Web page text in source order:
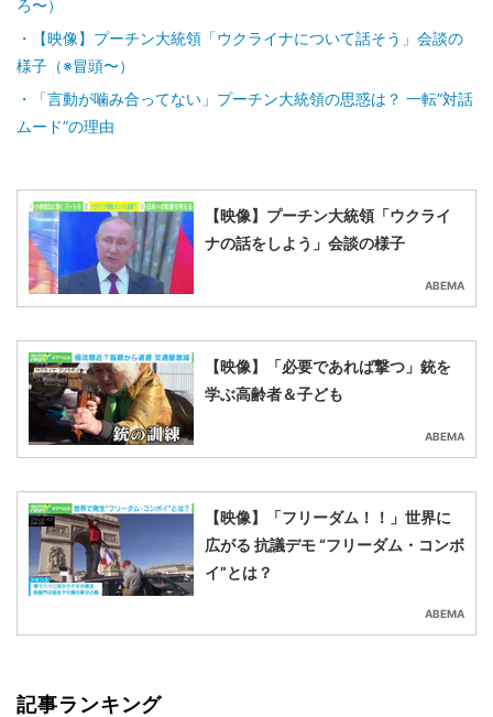
ろ〜）
【映像】プーチン大統領「ウクライナについて話そう」会談の
様子（※冒頭〜）
「言動が噛み合ってない」プーチン大統領の思惑は？ 一転“対話
ムード”の理由
【映像】プーチン大統領「ウクライ
ナの話をしよう」会談の様子
ABEMA
【映像】「必要であれば撃つ」銃を
学ぶ高齢者＆子ども
ABEMA
【映像】「フリーダム！！」世界に
広がる 抗議デモ “フリーダム・コンボ
イ”とは？
ABEMA
記事ランキング